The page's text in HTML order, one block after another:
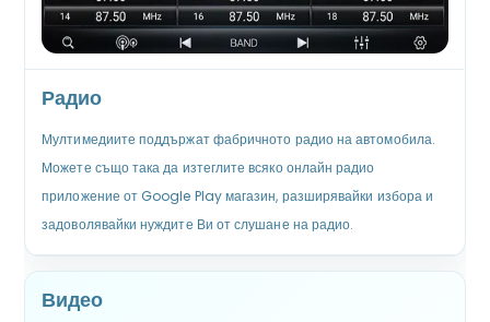
Радио
Мултимедиите поддържат фабричното радио на автомобила.
Можете също така да изтеглите всяко онлайн радио
приложение от Google Play магазин, разширявайки избора и
задоволявайки нуждите Ви от слушане на радио.
Видео